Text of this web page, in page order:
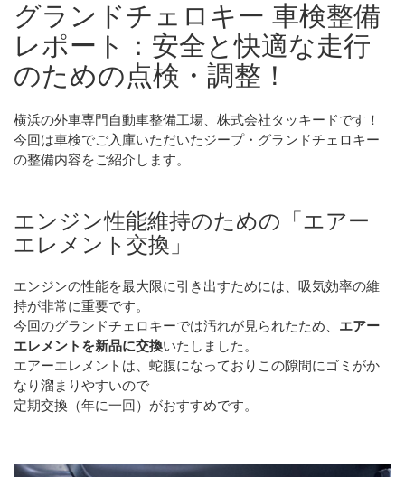
グランドチェロキー 車検整備
レポート：安全と快適な走行
のための点検・調整！
横浜の外車専門自動車整備工場、株式会社タッキードです！
今回は車検でご入庫いただいたジープ・グランドチェロキー
の整備内容をご紹介します。
エンジン性能維持のための「エアー
エレメント交換」
エンジンの性能を最大限に引き出すためには、吸気効率の維
持が非常に重要です。
今回のグランドチェロキーでは汚れが見られたため、 エアー
エレメントを新品に交換いたしました。
エアーエレメントは、蛇腹になっておりこの隙間にゴミがか
なり溜まりやすいので
定期交換（年に一回）がおすすめです。